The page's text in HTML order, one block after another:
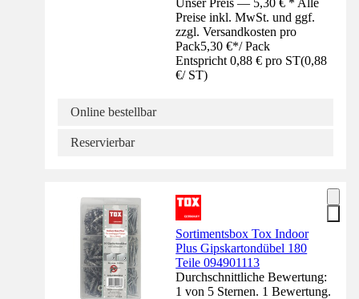
Preise inkl. MwSt. und ggf.
zzgl. Versandkosten pro
Pack5,30 €*/ Pack
Entspricht 0,88 € pro ST(0,88
€/ ST)
Online bestellbar
Reservierbar
Sortimentsbox Tox Indoor
Plus Gipskartondübel 180
Teile 094901113
Durchschnittliche Bewertung:
1 von 5 Sternen. 1 Bewertung.